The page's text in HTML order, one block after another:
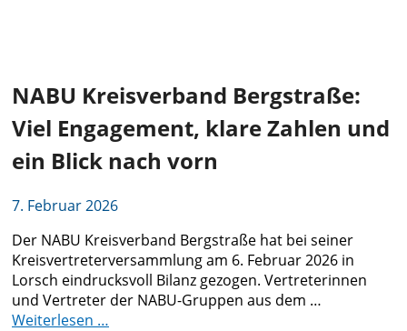
NABU Kreisverband Bergstraße:
Viel Engagement, klare Zahlen und
ein Blick nach vorn
7. Februar 2026
Der NABU Kreisverband Bergstraße hat bei seiner
Kreisvertreterversammlung am 6. Februar 2026 in
Lorsch eindrucksvoll Bilanz gezogen. Vertreterinnen
und Vertreter der NABU-Gruppen aus dem …
Weiterlesen …